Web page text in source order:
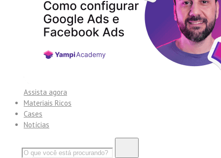
Assista agora
Materiais Ricos
Cases
Notícias